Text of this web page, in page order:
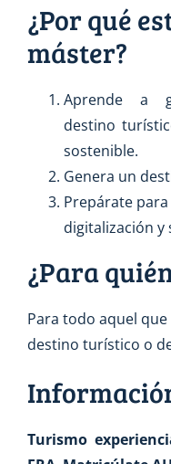
¿Por qué
máster?
Aprende a
destino
sostenible.
Genera un
Prepárate
digitalización y
¿Para
Para todo aquel
destino turístico o
Turismo